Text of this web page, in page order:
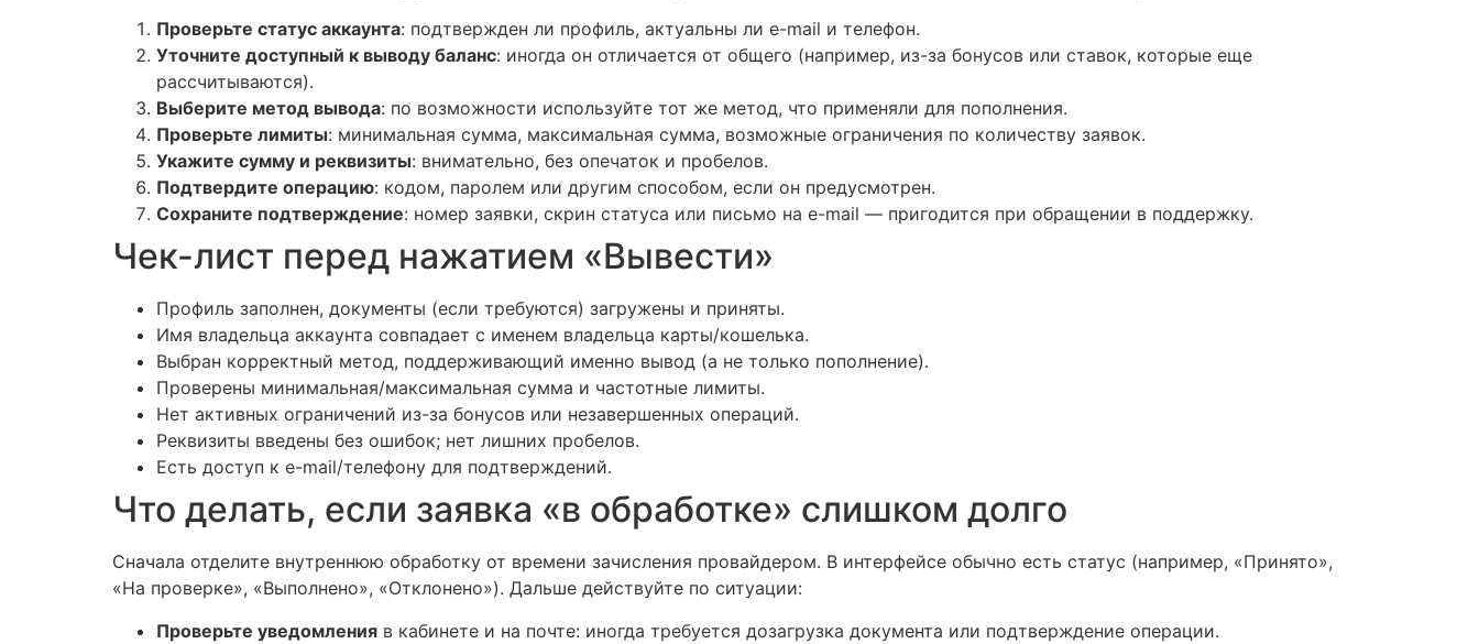
Проверьте статус аккаунта: подтвержден ли профиль, актуальны ли e-mail и телефон.
Уточните доступный к выводу баланс: иногда он отличается от общего (например, из-за бонусов или ставок, которые еще
рассчитываются).
Выберите метод вывода: по возможности используйте тот же метод, что применяли для пополнения.
Проверьте лимиты: минимальная сумма, максимальная сумма, возможные ограничения по количеству заявок.
Укажите сумму и реквизиты: внимательно, без опечаток и пробелов.
Подтвердите операцию: кодом, паролем или другим способом, если он предусмотрен.
Сохраните подтверждение: номер заявки, скрин статуса или письмо на e-mail — пригодится при обращении в поддержку.
Чек-лист перед нажатием «Вывести»
Профиль заполнен, документы (если требуются) загружены и приняты.
Имя владельца аккаунта совпадает с именем владельца карты/кошелька.
Выбран корректный метод, поддерживающий именно вывод (а не только пополнение).
Проверены минимальная/максимальная сумма и частотные лимиты.
Нет активных ограничений из-за бонусов или незавершенных операций.
Реквизиты введены без ошибок; нет лишних пробелов.
Есть доступ к e-mail/телефону для подтверждений.
Что делать, если заявка «в обработке» слишком долго
Сначала отделите внутреннюю обработку от времени зачисления провайдером. В интерфейсе обычно есть статус (например, «Принято»,
«На проверке», «Выполнено», «Отклонено»). Дальше действуйте по ситуации:
Проверьте уведомления в кабинете и на почте: иногда требуется дозагрузка документа или подтверждение операции.